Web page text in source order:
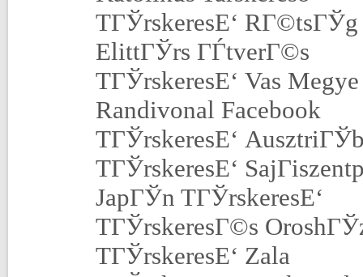
TГЎrskeresЕ‘ RГ©tsГЎg
ElittГЎrs ГЃtverГ©s
TГЎrskeresЕ‘ Vas Megye
Randivonal Facebook
TГЎrskeresЕ‘
TГЎrskeresЕ‘
JapГЎn TГЎrskeresЕ‘
TГЎrskeresГ©s
TГЎrskeresЕ‘ Zala